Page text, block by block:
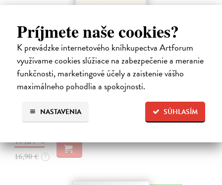
Príjmete naše cookies?
K prevádzke internetového kníhkupectva Artforum
využívame cookies slúžiace na zabezpečenie a meranie
funkčnosti, marketingové účely a zaistenie vášho
maximálneho pohodlia a spokojnosti.
SÚHLASÍM
NASTAVENIA
Kolotočárka
Wernerová Jana| Kniha
Tam, kde sa radosť zo slobodného pohybu a dobrodružstva prelína s
pocitom vyčlenenia. Tam, kde rastie starý gaštan a okolo neho sa krúti
život dievčatka, ktoré od svojej starej mamy dostalo meno Zelinka.…
Na sklade
15,21 €
16,90 € ?